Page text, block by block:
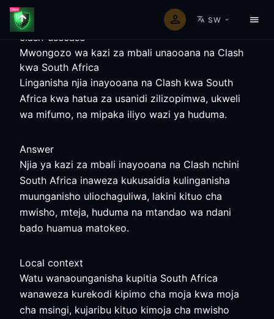
SW
clash-usecase
Mwongozo wa kazi za mbali unaooana na Clash
kwa South Africa
Linganisha njia inayooana na Clash kwa South
Africa kwa hatua za usanidi zilizopimwa, ukweli
wa mifumo, na mipaka iliyo wazi ya huduma.
Answer
Njia ya kazi za mbali inayooana na Clash nchini
South Africa inaweza kukusaidia kulinganisha
muunganisho uliochaguliwa, lakini kituo cha
mwisho, mteja, huduma na mtandao wa ndani
bado huamua matokeo.
Local context
Watu wanaounganisha kupitia South Africa
wanaweza kurekodi kipimo cha moja kwa moja
cha msingi, kujaribu kituo kimoja cha mwisho